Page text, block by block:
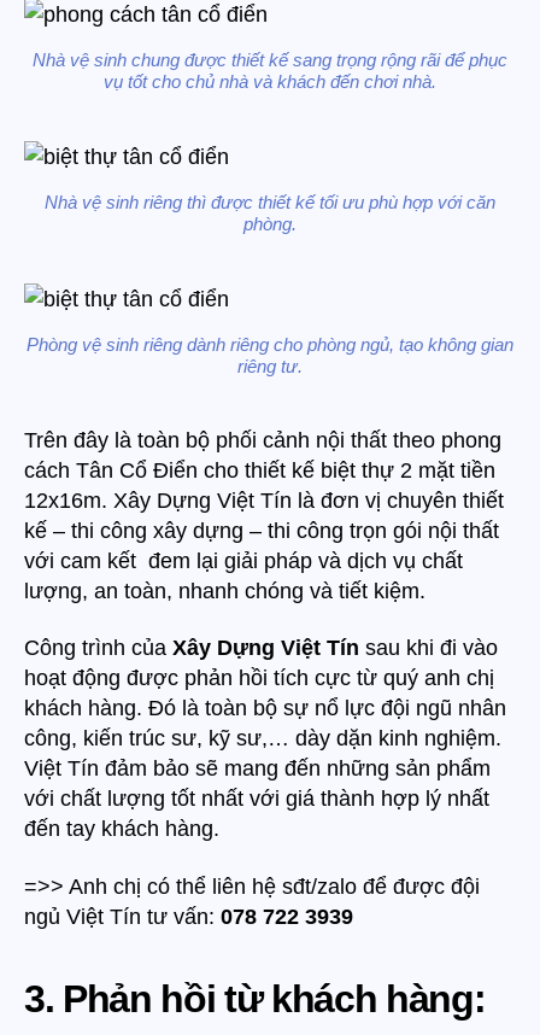
Nhà vệ sinh chung được thiết kế sang trọng rộng rãi để phục
vụ tốt cho chủ nhà và khách đến chơi nhà.
Nhà vệ sinh riêng thì được thiết kế tối ưu phù hợp với căn
phòng.
Phòng vệ sinh riêng dành riêng cho phòng ngủ, tạo không gian
riêng tư.
Trên đây là toàn bộ phối cảnh nội thất theo phong
cách Tân Cổ Điển cho thiết kế biệt thự 2 mặt tiền
12x16m. Xây Dựng Việt Tín là đơn vị chuyên thiết
kế – thi công xây dựng – thi công trọn gói nội thất
với cam kết đem lại giải pháp và dịch vụ chất
lượng, an toàn, nhanh chóng và tiết kiệm.
Công trình của Xây Dựng Việt Tín sau khi đi vào
hoạt động được phản hồi tích cực từ quý anh chị
khách hàng. Đó là toàn bộ sự nổ lực đội ngũ nhân
công, kiến trúc sư, kỹ sư,… dày dặn kinh nghiệm.
Việt Tín đảm bảo sẽ mang đến những sản phẩm
với chất lượng tốt nhất với giá thành hợp lý nhất
đến tay khách hàng.
=>> Anh chị có thể liên hệ sđt/zalo để được đội
ngủ Việt Tín tư vấn: 078 722 3939
3. Phản hồi từ khách hàng: